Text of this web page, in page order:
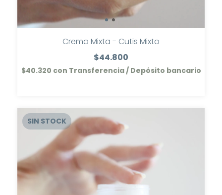
Crema Mixta - Cutis Mixto
$44.800
$40.320 con Transferencia / Depósito bancario
SIN STOCK